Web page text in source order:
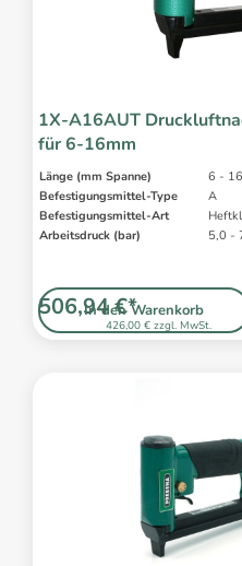
1X-A16AUT
für 6-16mm
Länge (mm Spanne)
6 - 16
Befestigungsmittel-Type
A
Befestigungsmittel-Art
Arbeitsdruck (bar)
5,0 -
In den Warenkorb
426,00 € zzgl. MwSt.
506,94 €*